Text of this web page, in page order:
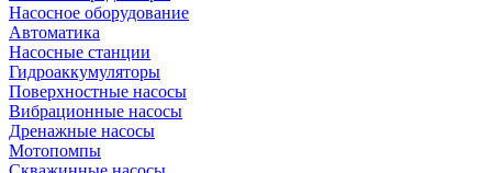
Насосное оборудование
Автоматика
Насосные станции
Гидроаккумуляторы
Поверхностные насосы
Вибрационные насосы
Дренажные насосы
Мотопомпы